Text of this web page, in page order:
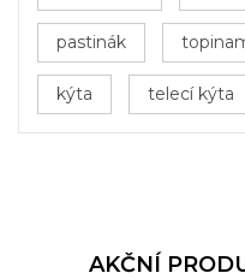
pastinák
kýta telecí kýta
AKČNÍ